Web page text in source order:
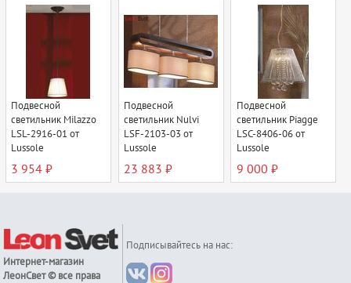
Подвесной
светильник Milazzo
LSL-2916-01 от
Lussole
3 954 ₽
Подвесной
светильник Nulvi
LSF-2103-03 от
Lussole
23 883 ₽
Подвесной
светильник Piagge
LSC-8406-06 от
Lussole
9 000 ₽
Интернет-магазин
ЛеонСвет© все права
Подписывайтесь на нас: